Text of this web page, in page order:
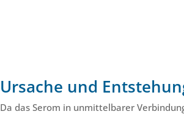
Ursache und
Da das Serom in unmittelbarer